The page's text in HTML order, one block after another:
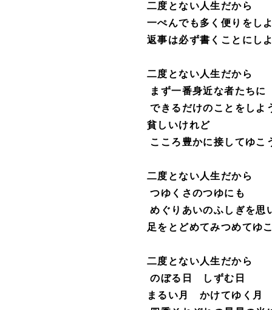
二度とない人生だから
一ぺんでも多く便りをし
返事は必ず書くことにし
二度とない人生だから
まず一番身近な者たちに
できるだけのことをしよ
貧しいけれど
こころ豊かに接してゆこ
二度とない人生だから
つゆくさのつゆにも
めぐりあいのふしぎを思
足をとどめてみつめてゆ
二度とない人生だから
のぼる日 しずむ日
まるい月 かけてゆく月